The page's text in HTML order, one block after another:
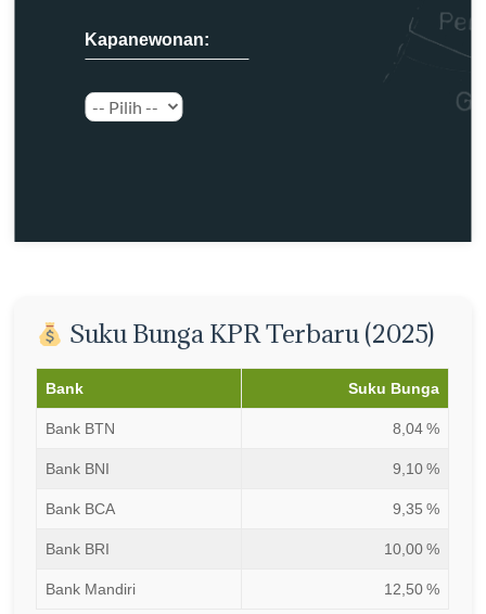
Kapanewonan:
Suku Bunga KPR Terbaru (2025)
Bank Suku Bunga
Bank BTN 8,04 %
Bank BNI 9,10 %
Bank BCA 9,35 %
Bank BRI 10,00 %
Bank Mandiri 12,50 %